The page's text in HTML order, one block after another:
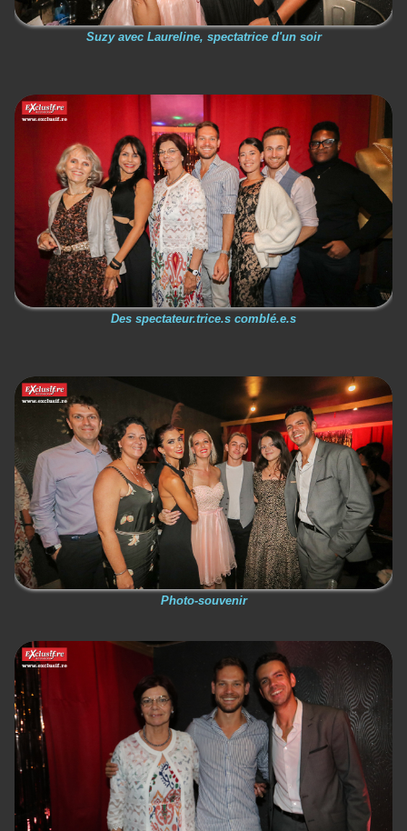
Suzy avec Laureline, spectatrice d'un soir
Des spectateur.trice.s comblé.e.s
Photo-souvenir